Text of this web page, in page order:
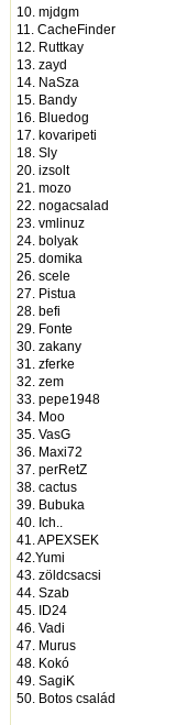
10. mjdgm
11. CacheFinder
12. Ruttkay
13. zayd
14. NaSza
15. Bandy
16. Bluedog
17. kovaripeti
18. Sly
20. izsolt
21. mozo
22. nogacsalad
23. vmlinuz
24. bolyak
25. domika
26. scele
27. Pistua
28. befi
29. Fonte
30. zakany
31. zferke
32. zem
33. pepe1948
34. Moo
35. VasG
36. Maxi72
37. perRetZ
38. cactus
39. Bubuka
40. Ich..
41. APEXSEK
42.Yumi
43. zöldcsacsi
44. Szab
45. ID24
46. Vadi
47. Murus
48. Kokó
49. SagiK
50. Botos család